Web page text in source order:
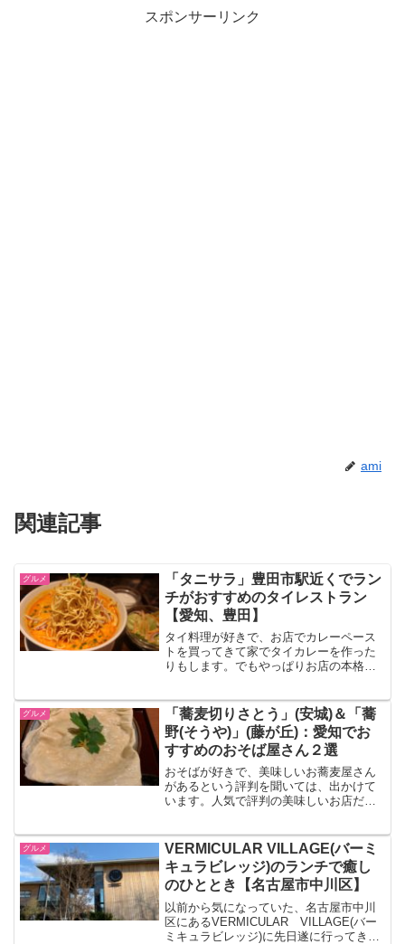
スポンサーリンク
ami
関連記事
グルメ
「タニサラ」豊田市駅近くでラン
チがおすすめのタイレストラン
【愛知、豊田】
タイ料理が好きで、お店でカレーペース
トを買ってきて家でタイカレーを作った
りもします。でもやっぱりお店の本格的
「タイレストラン タニサラ」です。異
国情緒漂う店内で頂く本格...
グルメ
「蕎麦切りさとう」(安城)＆「蕎
野(そうや)」(藤が丘)：愛知でお
すすめのおそば屋さん２選
おそばが好きで、美味しいお蕎麦屋さん
があるという評判を聞いては、出かけて
います。人気で評判の美味しいお店だ
きたい、愛知で美味しいお蕎麦屋さんを
２軒ご紹介します。１軒目は...
グルメ
VERMICULAR VILLAGE(バーミ
キュラビレッジ)のランチで癒し
のひととき【名古屋市中川区】
以前から気になっていた、名古屋市中川
区にあるVERMICULAR VILLAGE(バー
ミキュラビレッジ)に先日遂に行ってきま